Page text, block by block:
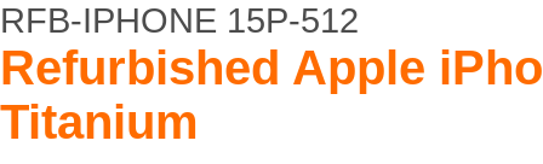
RFB-IPHONE 15P-512
Refurbished Apple
Titanium